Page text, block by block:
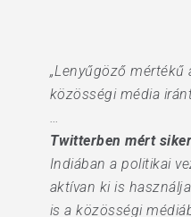
„Lenyűgöző mértékű
közösségi média
…
Twitterben mért siker
Indiában a politikai
aktívan ki is
is a közösségi